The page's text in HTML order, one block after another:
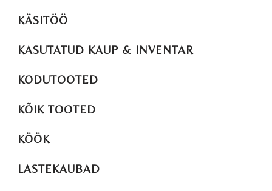
KÄSITÖÖ
KASUTATUD KAUP & INVENTAR
KODUTOOTED
KÕIK TOOTED
KÖÖK
LASTEKAUBAD